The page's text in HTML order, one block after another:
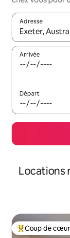
Adresse
Lorsque les
Arrivée
Départ
Locations
Coups de cœur
Coup de